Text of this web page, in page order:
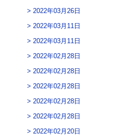
2022年03月26日
2022年03月11日
2022年03月11日
2022年02月28日
2022年02月28日
2022年02月28日
2022年02月28日
2022年02月28日
2022年02月20日